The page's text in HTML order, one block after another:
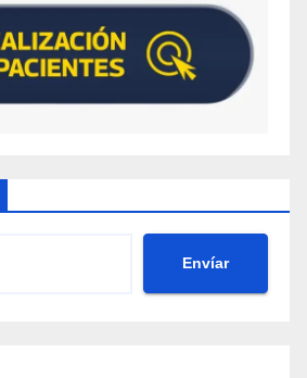
Envíar